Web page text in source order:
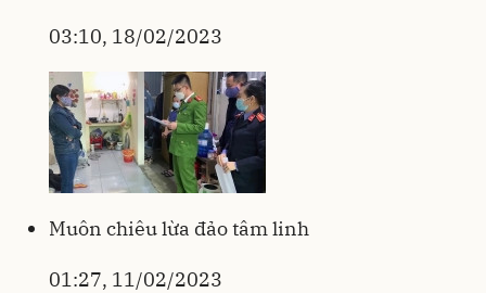
03:10, 18/02/2023
Muôn chiêu lừa đảo tâm linh
01:27, 11/02/2023